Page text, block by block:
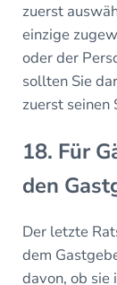
zuerst
einzige
oder der
sollten Sie
zuerst
18. Für
den
Der letzte
dem
davon, ob sie